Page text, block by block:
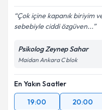
Çok içine kapanık biriyim
sebebiyle ciddi özgüven...
Psikolog Zeynep Sahar
Maidan Ankara C blok
En Yakın Saatler
19:00
20:00